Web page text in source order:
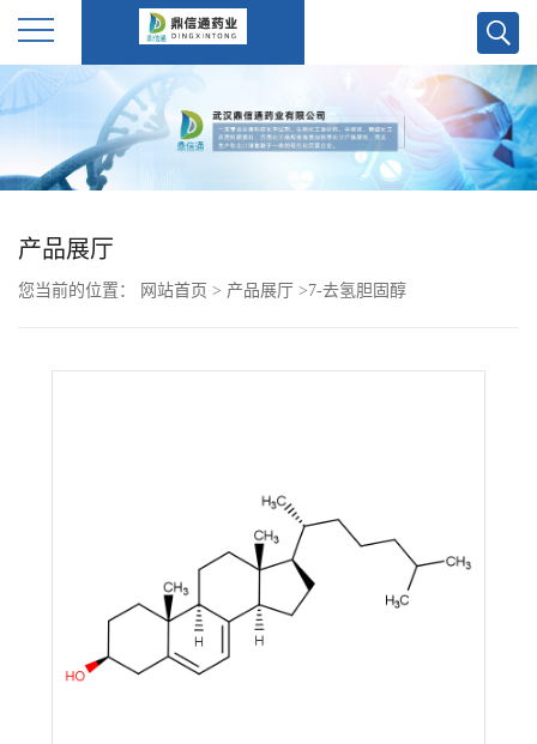
公
产品展厅
您当前的位置： 网站首页 > 产品展厅 >7-去氢胆固醇